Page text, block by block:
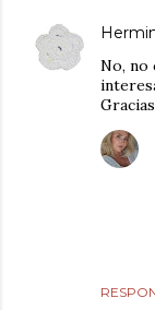
No, no